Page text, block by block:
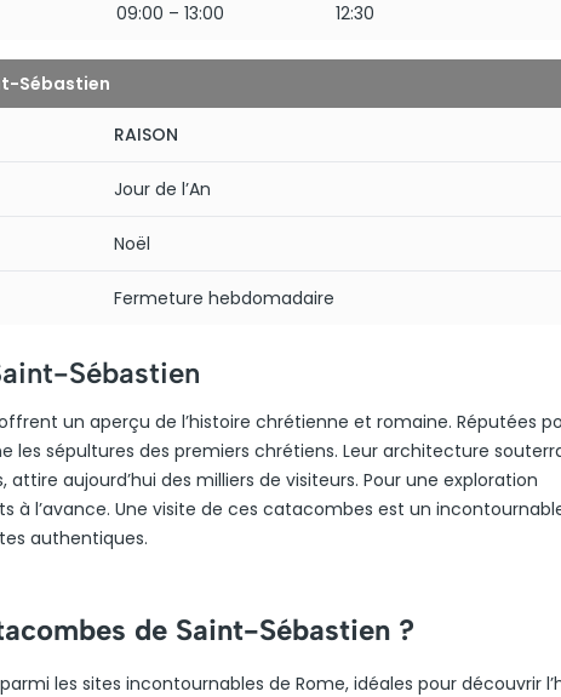
09:00 – 13:00 12:30
Sébastien
RAISON
Jour de l’An
Noël
Fermeture hebdomadaire
Sébastien
un aperçu de l’histoire chrétienne et romaine. Réputées
les sépultures des premiers chrétiens. Leur architecture
aujourd’hui des milliers de visiteurs. Pour une exploration
à l’avance. Une visite de ces catacombes est un
authentiques.
de Saint-Sébastien ?
les sites incontournables de Rome, idéales pour découvrir